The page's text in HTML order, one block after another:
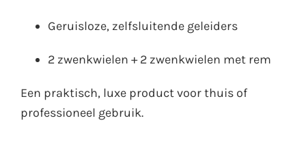
Geruisloze, zelfsluitende geleiders
2 zwenkwielen + 2 zwenkwielen met rem
Een praktisch, luxe product voor thuis of
professioneel gebruik.